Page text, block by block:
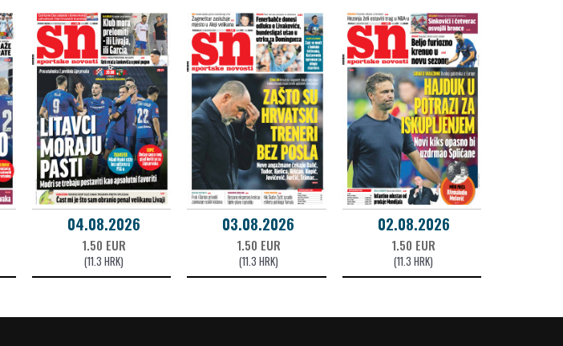
04.08.2026
1.50 EUR
(11.3 HRK)
03.08.2026
1.50 EUR
(11.3 HRK)
02.08.2026
1.50 EUR
(11.3 HRK)